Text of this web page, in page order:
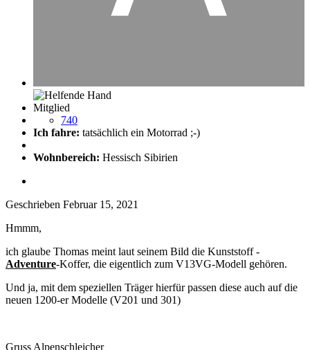
Mitglied
740
Ich fahre: tatsächlich ein Motorrad ;-)
Wohnbereich: Hessisch Sibirien
Geschrieben Februar 15, 2021
Hmmm,
ich glaube Thomas meint laut seinem Bild die Kunststoff -
Adventure-Koffer, die eigentlich zum V13VG-Modell gehören.
Und ja, mit dem speziellen Träger hierfür passen diese auch auf die
neuen 1200-er Modelle (V201 und 301)
Gruss Alpenschleicher